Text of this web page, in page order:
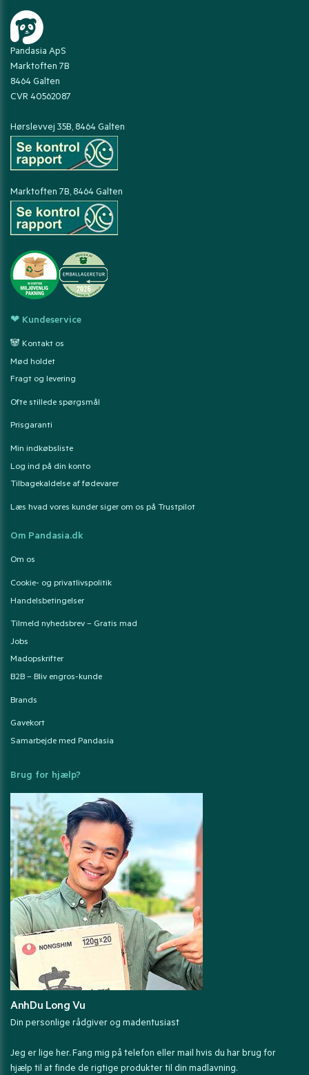
Pandasia ApS
Marktoften 7B
8464 Galten
CVR 40562087
Hørslevvej 35B, 8464 Galten
Marktoften 7B, 8464 Galten
❤ Kundeservice
🐼 Kontakt os
Mød holdet
Fragt og levering
Ofte stillede spørgsmål
Prisgaranti
Min indkøbsliste
Log ind på din konto
Tilbagekaldelse af fødevarer
Læs hvad vores kunder siger om os på Trustpilot
Om Pandasia.dk
Om os
Cookie- og privatlivspolitik
Handelsbetingelser
Tilmeld nyhedsbrev – Gratis mad
Jobs
Madopskrifter
B2B – Bliv engros-kunde
Brands
Gavekort
Samarbejde med Pandasia
Brug for hjælp?
AnhDu Long Vu
Din personlige rådgiver og madentusiast
Jeg er lige her. Fang mig på telefon eller mail hvis du har brug for
hjælp til at finde de rigtige produkter til din madlavning.